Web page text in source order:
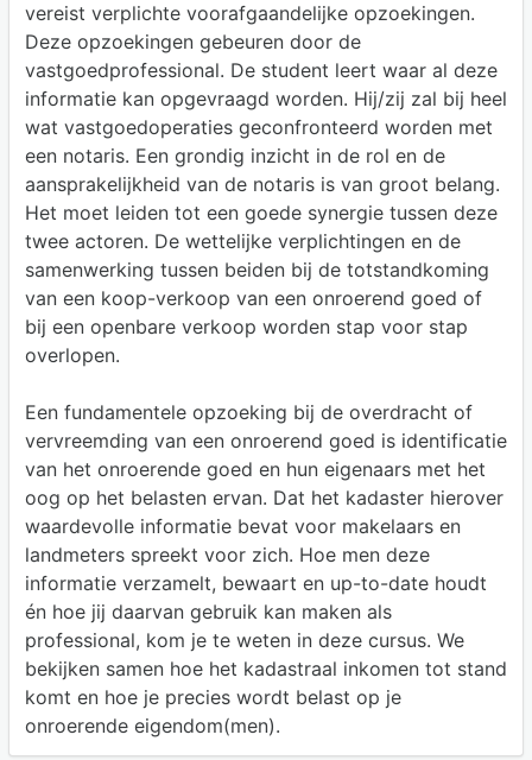
vereist verplichte voorafgaandelijke opzoekingen.
Deze opzoekingen gebeuren door de
vastgoedprofessional. De student leert waar al deze
informatie kan opgevraagd worden. Hij/zij zal bij heel
wat vastgoedoperaties geconfronteerd worden met
een notaris. Een grondig inzicht in de rol en de
aansprakelijkheid van de notaris is van groot belang.
Het moet leiden tot een goede synergie tussen deze
twee actoren. De wettelijke verplichtingen en de
samenwerking tussen beiden bij de totstandkoming
van een koop-verkoop van een onroerend goed of
bij een openbare verkoop worden stap voor stap
overlopen.
Een fundamentele opzoeking bij de overdracht of
vervreemding van een onroerend goed is identificatie
van het onroerende goed en hun eigenaars met het
oog op het belasten ervan. Dat het kadaster hierover
waardevolle informatie bevat voor makelaars en
landmeters spreekt voor zich. Hoe men deze
informatie verzamelt, bewaart en up-to-date houdt
én hoe jij daarvan gebruik kan maken als
professional, kom je te weten in deze cursus. We
bekijken samen hoe het kadastraal inkomen tot stand
komt en hoe je precies wordt belast op je
onroerende eigendom(men).